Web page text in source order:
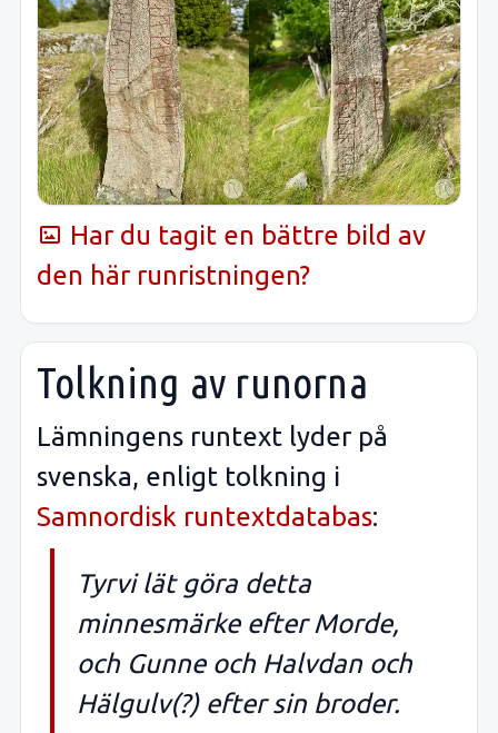
Har du tagit en bättre bild av
den här runristningen?
Tolkning av runorna
Lämningens runtext lyder på
svenska, enligt tolkning i
Samnordisk runtextdatabas:
Tyrvi lät göra detta
minnesmärke efter Morde,
och Gunne och Halvdan och
Hälgulv(?) efter sin broder.